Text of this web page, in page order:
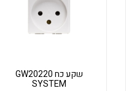
שקע כח GW20220
SYSTEM